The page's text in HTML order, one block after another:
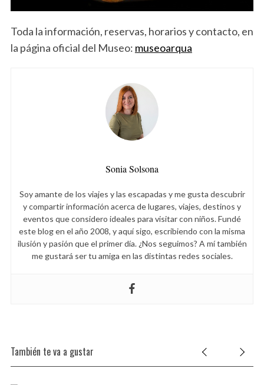
Toda la información, reservas, horarios y contacto, en
la página oficial del Museo: museoarqua
Sonia Solsona
Soy amante de los viajes y las escapadas y me gusta descubrir
y compartir información acerca de lugares, viajes, destinos y
eventos que considero ideales para visitar con niños. Fundé
este blog en el año 2008, y aquí sigo, escribiendo con la misma
ilusión y pasión que el primer día. ¿Nos seguimos? A mí también
me gustará ser tu amiga en las distintas redes sociales.
También te va a gustar